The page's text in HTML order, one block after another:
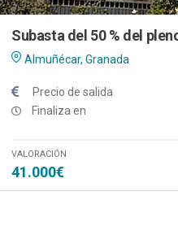
Almuñécar, Granada
Precio de salida
Finaliza en
VALORACIÓN
41.000€